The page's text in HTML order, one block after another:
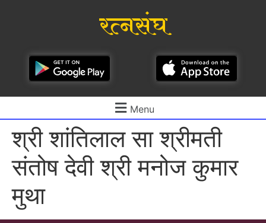
रत्नसंघ
Menu
श्री शांतिलाल सा श्रीमती
संतोष देवी श्री मनोज कुमार
मुथा